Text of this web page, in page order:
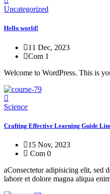
Uncategorized
Hello world!
11 Dec, 2023
Com 1
Welcome to WordPress. This is
Science
Crafting Effective Learning Guide
15 Nov, 2023
Com 0
aConsectetur adipisicing elit, sed
labore et dolore magna aliqua